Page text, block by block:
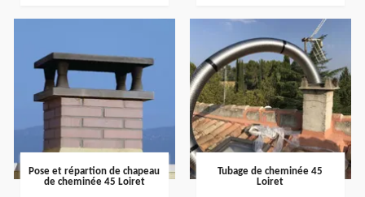
Pose et répartion de chapeau
de cheminée 45 Loiret
Tubage de cheminée 45
Loiret